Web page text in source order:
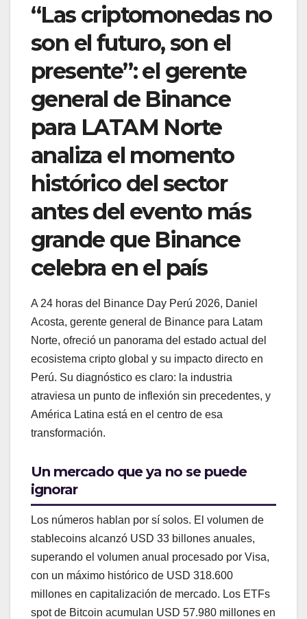
“Las criptomonedas no
son el futuro, son el
presente”: el gerente
general de Binance
para LATAM Norte
analiza el momento
histórico del sector
antes del evento más
grande que Binance
celebra en el país
A 24 horas del Binance Day Perú 2026, Daniel
Acosta, gerente general de Binance para Latam
Norte, ofreció un panorama del estado actual del
ecosistema cripto global y su impacto directo en
Perú. Su diagnóstico es claro: la industria
atraviesa un punto de inflexión sin precedentes, y
América Latina está en el centro de esa
transformación.
Un mercado que ya no se puede
ignorar
Los números hablan por sí solos. El volumen de
stablecoins alcanzó USD 33 billones anuales,
superando el volumen anual procesado por Visa,
con un máximo histórico de USD 318.600
millones en capitalización de mercado. Los ETFs
spot de Bitcoin acumulan USD 57.980 millones en